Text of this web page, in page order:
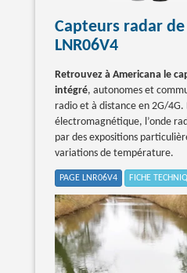
Capteurs radar
LNR06V4
Retrouvez à Americana le
intégré, autonomes et
radio et à distance en 2G/
électromagnétique, l’onde
par des expositions
variations de température.
PAGE LNR06V4 FICHE